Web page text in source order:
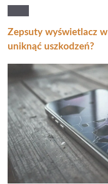
Zepsuty wyświetlacz
uniknąć uszkodzeń?